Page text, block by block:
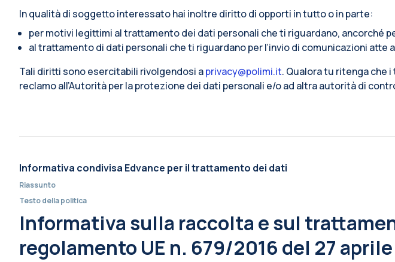
In qualità di soggetto interessato hai inoltre diritto di opporti in tutto o in parte:
per motivi legittimi al trattamento dei dati personali che ti riguardano, ancorché
al trattamento di dati personali che ti riguardano per l’invio di comunicazioni
Tali diritti sono esercitabili rivolgendosi aprivacy@polimi.it. Qualora tu ritenga che
reclamo all’Autorità per la protezione dei dati personali e/o ad altra autorità di
Informativa condivisa Edvance per il trattamento dei dati
Riassunto
Testo della politica
Informativa sulla raccolta e sul
regolamento UE n. 679/2016 del 27